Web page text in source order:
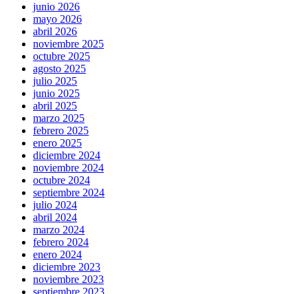
junio 2026
mayo 2026
abril 2026
noviembre 2025
octubre 2025
agosto 2025
julio 2025
junio 2025
abril 2025
marzo 2025
febrero 2025
enero 2025
diciembre 2024
noviembre 2024
octubre 2024
septiembre 2024
julio 2024
abril 2024
marzo 2024
febrero 2024
enero 2024
diciembre 2023
noviembre 2023